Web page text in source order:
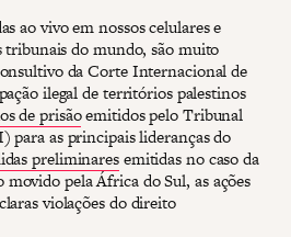
ao vivo em nossos celulares e
tribunais do mundo, são muito
da Corte Internacional de
ilegal de territórios palestinos
de prisãoemitidos pelo Tribunal
as principais lideranças do
preliminaresemitidas no caso da
pela África do Sul, as ações
violações do direito